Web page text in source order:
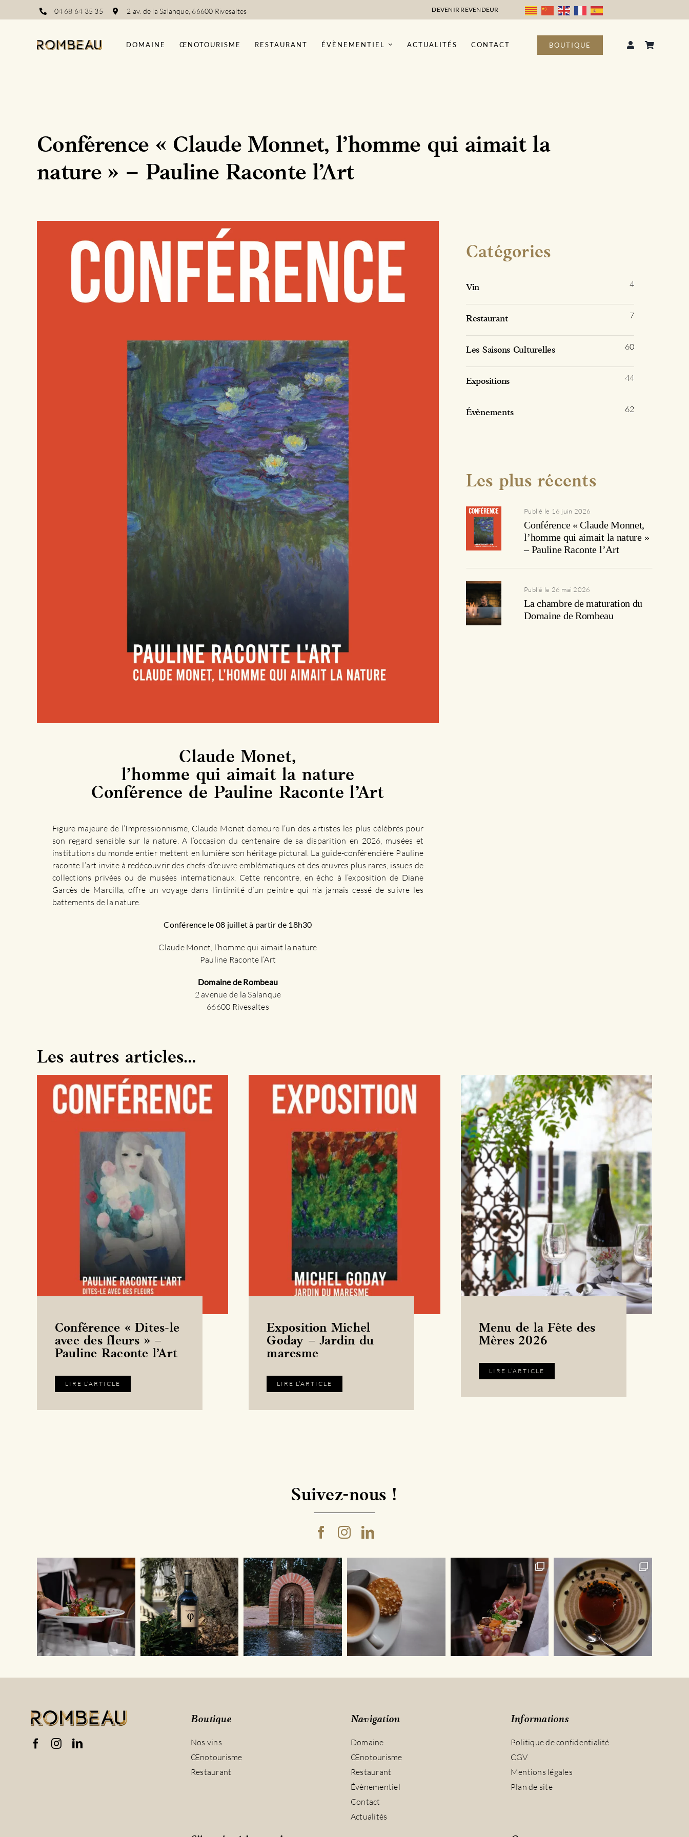
au
04 68 64 35 35 2 av. de la Salanque, 66600 Rivesaltes DEVENIR REVENDEUR
DOMAINE ŒNOTOURISME RESTAURANT ÉVÈNEMENTIEL ACTUALITÉS CONTACT BOUTIQUE
Conférence « Claude Monnet, l’homme qui aimait la
nature » – Pauline Raconte l’Art
Claude Monet,
l’homme qui aimait la nature
Conférence de Pauline Raconte l’Art
Figure majeure de l’Impressionnisme, Claude Monet demeure l’un des artistes les plus célébrés pour
son regard sensible sur la nature. A l’occasion du centenaire de sa disparition en 2026, musées et
institutions du monde entier mettent en lumière son héritage pictural. La guide-conférencière Pauline
raconte l’art invite à redécouvrir des chefs-d’œuvre emblématiques et des œuvres plus rares, issues de
collections privées ou de musées internationaux. Cette rencontre, en écho à l’exposition de Diane
Garcès de Marcilla, offre un voyage dans l’intimité d’un peintre qui n’a jamais cessé de suivre les
battements de la nature.
Conférence le 08 juillet à partir de 18h30
Claude Monet, l’homme qui aimait la nature
Pauline Raconte l’Art
Domaine de Rombeau
2 avenue de la Salanque
66600 Rivesaltes
Catégories
Vin 4
Restaurant 7
Les Saisons Culturelles 60
Expositions 44
Évènements 62
Les plus récents
Publié le 16 juin 2026
Conférence « Claude Monnet,
l’homme qui aimait la nature »
– Pauline Raconte l’Art
Publié le 26 mai 2026
La chambre de maturation du
Domaine de Rombeau
Les autres articles…
Conférence « Dites-le
avec des fleurs » –
Pauline Raconte l’Art
LIRE L’ARTICLE
Exposition Michel
Goday – Jardin du
maresme
LIRE L’ARTICLE
Menu de la Fête des
Mères 2026
LIRE L’ARTICLE
Suivez-nous !
Boutique
Nos vins
Œnotourisme
Restaurant
Navigation
Domaine
Œnotourisme
Restaurant
Évènementiel
Contact
Actualités
Informations
Politique de confidentialité
CGV
Mentions légales
Plan de site